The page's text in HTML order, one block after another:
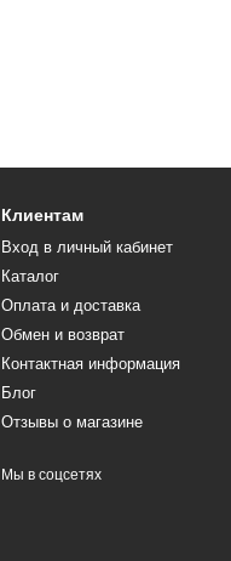
Клиентам
Вход в личный кабинет
Каталог
Оплата и доставка
Обмен и возврат
Контактная информация
Блог
Отзывы о магазине
Мы в соцсетях